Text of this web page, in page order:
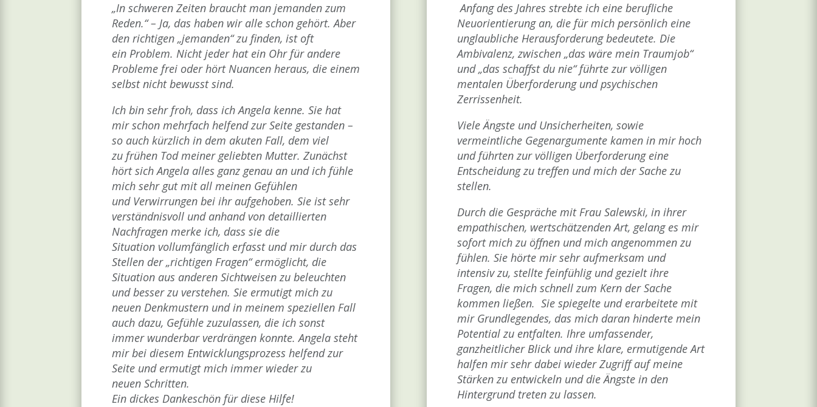
„In schweren Zeiten braucht man jemanden zum
Reden.“ – Ja, das haben wir alle schon gehört. Aber
den richtigen „jemanden“ zu finden, ist oft
ein Problem. Nicht jeder hat ein Ohr für andere
Probleme frei oder hört Nuancen heraus, die einem
selbst nicht bewusst sind.
Ich bin sehr froh, dass ich Angela kenne. Sie hat
mir schon mehrfach helfend zur Seite gestanden –
so auch kürzlich in dem akuten Fall, dem viel
zu frühen Tod meiner geliebten Mutter. Zunächst
hört sich Angela alles ganz genau an und ich fühle
mich sehr gut mit all meinen Gefühlen
und Verwirrungen bei ihr aufgehoben. Sie ist sehr
verständnisvoll und anhand von detaillierten
Nachfragen merke ich, dass sie die
Situation vollumfänglich erfasst und mir durch das
Stellen der „richtigen Fragen“ ermöglicht, die
Situation aus anderen Sichtweisen zu beleuchten
und besser zu verstehen. Sie ermutigt mich zu
neuen Denkmustern und in meinem speziellen Fall
auch dazu, Gefühle zuzulassen, die ich sonst
immer wunderbar verdrängen konnte. Angela steht
mir bei diesem Entwicklungsprozess helfend zur
Seite und ermutigt mich immer wieder zu
neuen Schritten.
Ein dickes Dankeschön für diese Hilfe!
Anfang des Jahres strebte ich eine berufliche
Neuorientierung an, die für mich persönlich eine
unglaubliche Herausforderung bedeutete. Die
Ambivalenz, zwischen „das wäre mein Traumjob“
und „das schaffst du nie“ führte zur völligen
mentalen Überforderung und psychischen
Zerrissenheit.
Viele Ängste und Unsicherheiten, sowie
vermeintliche Gegenargumente kamen in mir hoch
und führten zur völligen Überforderung eine
Entscheidung zu treffen und mich der Sache zu
stellen.
Durch die Gespräche mit Frau Salewski, in ihrer
empathischen, wertschätzenden Art, gelang es mir
sofort mich zu öffnen und mich angenommen zu
fühlen. Sie hörte mir sehr aufmerksam und
intensiv zu, stellte feinfühlig und gezielt ihre
Fragen, die mich schnell zum Kern der Sache
kommen ließen. Sie spiegelte und erarbeitete mit
mir Grundlegendes, das mich daran hinderte mein
Potential zu entfalten. Ihre umfassender,
ganzheitlicher Blick und ihre klare, ermutigende Art
halfen mir sehr dabei wieder Zugriff auf meine
Stärken zu entwickeln und die Ängste in den
Hintergrund treten zu lassen.